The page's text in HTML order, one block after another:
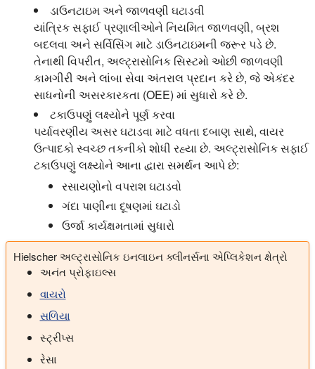
ડાઉનટાઇમ અને જાળવણી ઘટાડવી
યાંત્રિક સફાઈ પ્રણાલીઓને નિયમિત જાળવણી, બ્રશ
બદલવા અને સર્વિસિંગ માટે ડાઉનટાઇમની જરૂર પડે છે.
તેનાથી વિપરીત, અલ્ટ્રાસોનિક સિસ્ટમો ઓછી જાળવણી
કામગીરી અને લાંબા સેવા અંતરાલ પ્રદાન કરે છે, જે એકંદર
સાધનોની અસરકારકતા (OEE) માં સુધારો કરે છે.
ટકાઉપણું લક્ષ્યોને પૂર્ણ કરવા
પર્યાવરણીય અસર ઘટાડવા માટે વધતા દબાણ સાથે, વાયર
ઉત્પાદકો સ્વચ્છ તકનીકો શોધી રહ્યા છે. અલ્ટ્રાસોનિક સફાઈ
ટકાઉપણું લક્ષ્યોને આના દ્વારા સમર્થન આપે છે:
રસાયણોનો વપરાશ ઘટાડવો
ગંદા પાણીના દૂષણમાં ઘટાડો
ઉર્જા કાર્યક્ષમતામાં સુધારો
Hielscher અલ્ટ્રાસોનિક ઇનલાઇન ક્લીનર્સના એપ્લિકેશન ક્ષેત્રો
અનંત પ્રોફાઇલ્સ
વાયરો
સળિયા
સ્ટ્રીપ્સ
રેસા